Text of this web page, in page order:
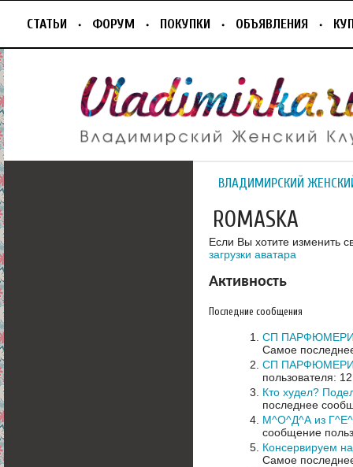
СТАТЬИ ФОРУМ ПОКУПКИ ОБЪЯВЛЕНИЯ
ВЛАДИМИРСКИЙ
ROMASKA
Если Вы хотите изменить
загрузки аватара
Активность
Последние сообщения
СП
Самое
СП
пользователя:
Кто худел?
последнее
М^О^Д^А из
сообщение
Консервируем
Самое